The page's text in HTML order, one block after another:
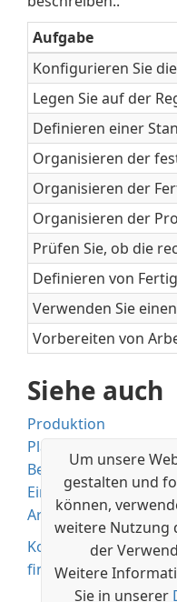
Um unsere
gestalten und
können,
weitere Nutzung
der
Weitere
Sie in unserer
Aufgabe
Konfigurieren Sie
Legen Sie auf der
Definieren einer
Organisieren der
Organisieren der
Organisieren der
Prüfen Sie, ob die
Definieren von
Verwenden Sie
Vorbereiten von
Siehe auch
Produktion
Planung
Bestand
Einkauf
Arbeiten mit
Kostenlose E-
finden Sie hier